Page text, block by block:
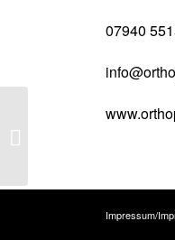
07940
Impressum/